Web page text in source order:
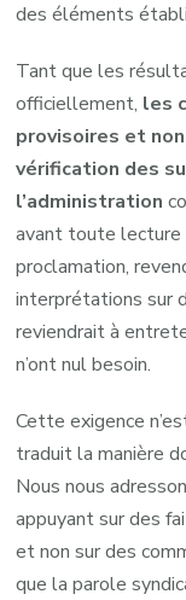
des éléments
Tant que les
officiellement, les
provisoires et
vérification des
l’administration
avant toute lecture
proclamation,
interprétations sur
reviendrait à
n’ont nul besoin.
Cette exigence
traduit la manière
Nous nous
appuyant sur des
et non sur des
que la parole